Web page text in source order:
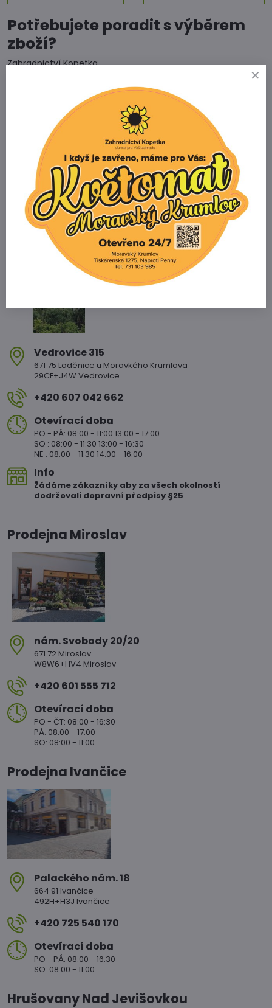
Potřebujete poradit s výběrem
zboží?
Zahradnictví Kopetka
671 75 Loděnice u Moravského Krumlova
Telefon
+420 731 103 985
Prodejna
+420 607 042 662
Email
info@zahradnictvikopetka.cz
Zahradnictví Vedrovice
Vedrovice 315
671 75 Loděnice u Moravkého Krumlova
29CF+J4W Vedrovice
+420 607 042 662
Otevírací doba
PO - PÁ: 08:00 - 11:00 13:00 - 17:00
SO : 08:00 - 11:30 13:00 - 16:30
NE : 08:00 - 11:30 14:00 - 16:00
Info
Žádáme zákazníky aby za všech okolností
dodržovali dopravní předpisy §25
Prodejna Miroslav
nám​. Svobody 20/20
671 72 Miroslav
W8W6+HV4 Miroslav
+420 601 555 712
Otevírací doba
PO - ČT: 08:00 - 16:30
PÁ: 08:00 - 17:00
SO: 08:00 - 11:00
Prodejna Ivančice
Palackého nám​. 18
664 91 Ivančice
492H+H3J Ivančice
+420 725 540 170
Otevírací doba
PO - PÁ: 08:00 - 16:30
SO: 08:00 - 11:00
Hrušovany Nad Jevišovkou